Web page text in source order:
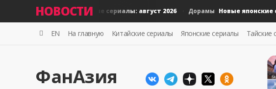
НОВОСТИ
Новые тайские сериалы: август 2026 Дорамы Новые японские
EN На главную Китайские сериалы Японские сериалы Тайские
ФанАзия